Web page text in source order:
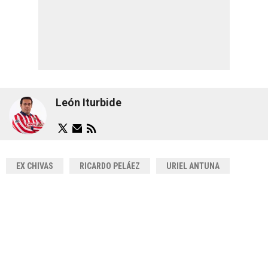
León Iturbide
EX CHIVAS RICARDO PELÁEZ URIEL ANTUNA